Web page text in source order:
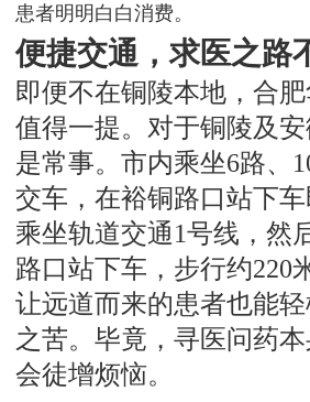
患者明明白白消费。
便捷交通，求医之路
即便不在铜陵本地，合
值得一提。对于铜陵及
是常事。市内乘坐6路、
交车，在裕铜路口站下
乘坐轨道交通1号线，然
路口站下车，步行约220
让远道而来的患者也能
之苦。毕竟，寻医问药
会徒增烦恼。